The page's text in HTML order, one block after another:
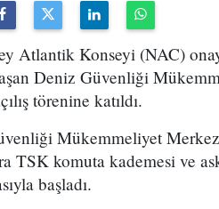
Atlantik Konseyi (NAC)
Deniz Güvenliği
törenine katıldı.
Mükemmeliyet
TSK komuta kademesi ve
başladı.